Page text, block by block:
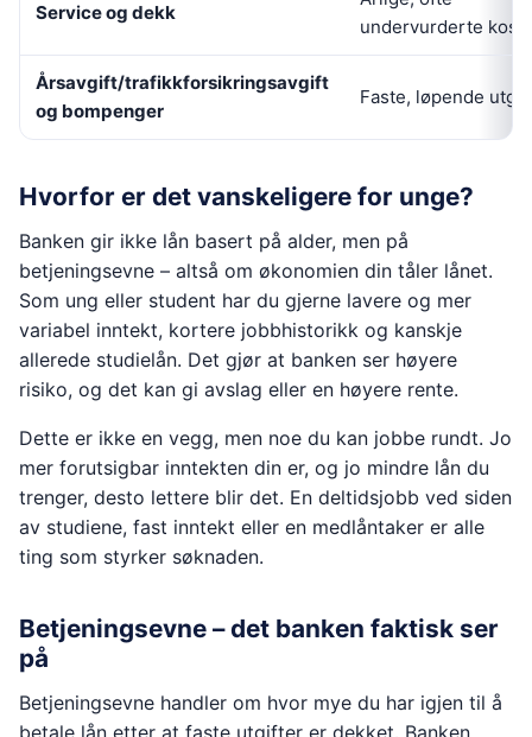
Service og dekk
undervurderte
Årsavgift/trafikkforsikringsavgift
og bompenger
Faste, løpende
Hvorfor er det vanskeligere for unge?
Banken gir ikke lån basert på alder, men på
betjeningsevne – altså om økonomien din tåler lånet.
Som ung eller student har du gjerne lavere og mer
variabel inntekt, kortere jobbhistorikk og kanskje
allerede studielån. Det gjør at banken ser høyere
risiko, og det kan gi avslag eller en høyere rente.
Dette er ikke en vegg, men noe du kan jobbe rundt. Jo
mer forutsigbar inntekten din er, og jo mindre lån du
trenger, desto lettere blir det. En deltidsjobb ved siden
av studiene, fast inntekt eller en medlåntaker er alle
ting som styrker søknaden.
Betjeningsevne – det banken faktisk ser
på
Betjeningsevne handler om hvor mye du har igjen til å
betale lån etter at faste utgifter er dekket. Banken